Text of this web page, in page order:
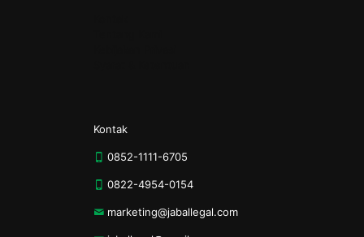
Kontak
0852-1111-6705
0822-4954-0154
marketing@jaballegal.com